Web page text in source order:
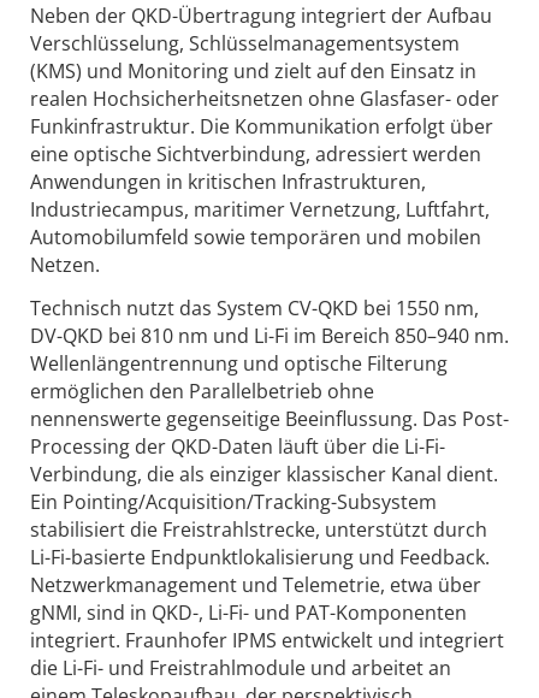
Neben der QKD-Übertragung integriert der Aufbau
Verschlüsselung, Schlüsselmanagementsystem
(KMS) und Monitoring und zielt auf den Einsatz in
realen Hochsicherheitsnetzen ohne Glasfaser- oder
Funkinfrastruktur. Die Kommunikation erfolgt über
eine optische Sichtverbindung, adressiert werden
Anwendungen in kritischen Infrastrukturen,
Industriecampus, maritimer Vernetzung, Luftfahrt,
Automobilumfeld sowie temporären und mobilen
Netzen.
Technisch nutzt das System CV-QKD bei 1550 nm,
DV-QKD bei 810 nm und Li-Fi im Bereich 850–940 nm.
Wellenlängentrennung und optische Filterung
ermöglichen den Parallelbetrieb ohne
nennenswerte gegenseitige Beeinflussung. Das Post-
Processing der QKD-Daten läuft über die Li-Fi-
Verbindung, die als einziger klassischer Kanal dient.
Ein Pointing/Acquisition/Tracking-Subsystem
stabilisiert die Freistrahlstrecke, unterstützt durch
Li-Fi-basierte Endpunktlokalisierung und Feedback.
Netzwerkmanagement und Telemetrie, etwa über
gNMI, sind in QKD-, Li-Fi- und PAT-Komponenten
integriert. Fraunhofer IPMS entwickelt und integriert
die Li-Fi- und Freistrahlmodule und arbeitet an